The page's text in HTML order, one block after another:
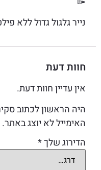
נייר גלגול גדול ללא
חוות דעת
אין עדיין חוות דעת.
היה הראשון לכתוב
האימייל לא יוצג באתר.
הדירוג שלך*